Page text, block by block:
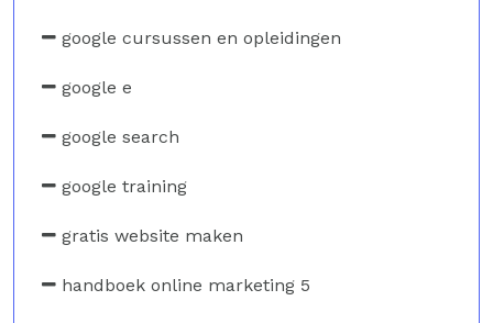
google cursussen en opleidingen
google e
google search
google training
gratis website maken
handboek online marketing 5